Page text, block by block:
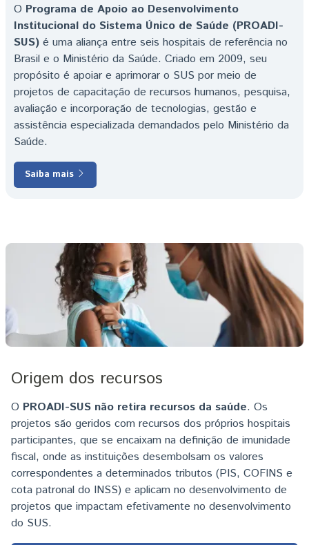
O Programa de Apoio ao Desenvolvimento
Institucional do Sistema Único de Saúde (PROADI-
SUS) é uma aliança entre seis hospitais de referência no
Brasil e o Ministério da Saúde. Criado em 2009, seu
propósito é apoiar e aprimorar o SUS por meio de
projetos de capacitação de recursos humanos, pesquisa,
avaliação e incorporação de tecnologias, gestão e
assistência especializada demandados pelo Ministério da
Saúde.
Saiba mais
Imagem
Origem dos recursos
O PROADI-SUS não retira recursos da saúde. Os
projetos são geridos com recursos dos próprios hospitais
participantes, que se encaixam na definição de imunidade
fiscal, onde as instituições desembolsam os valores
correspondentes a determinados tributos (PIS, COFINS e
cota patronal do INSS) e aplicam no desenvolvimento de
projetos que impactam efetivamente no desenvolvimento
do SUS.